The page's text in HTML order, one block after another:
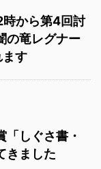
から第4回討
の竜レグナー
ます
「しぐさ書・
きました